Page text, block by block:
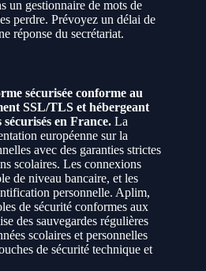
un gestionnaire de mots de
perdre. Prévoyez un délai de
réponse du secrétariat.
sécurisée conforme au
SSL/TLS et hébergeant
sécurisés en France. La
européenne sur la
avec des garanties strictes
scolaires. Les connexions
de niveau bancaire, et les
personnelle. Aplim,
de sécurité conformes aux
des sauvegardes régulières
scolaires et personnelles
de sécurité technique et